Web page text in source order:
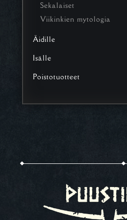
Sekalaiset
Viikinkien mytologia
Äidille
Isälle
Poistotuotteet